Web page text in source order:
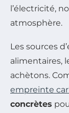
l’électricité,
atmosphère.
Les sources
alimentaires,
achètons.
empreinte
concrètes